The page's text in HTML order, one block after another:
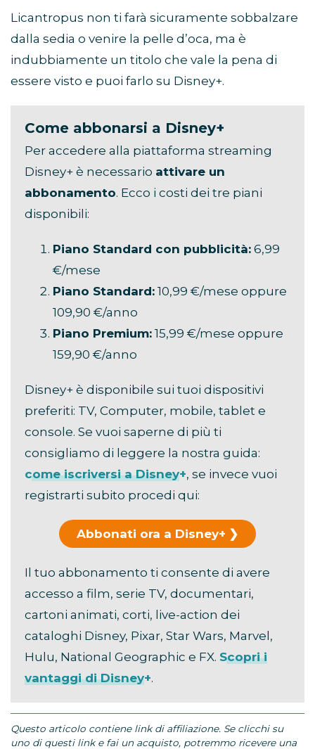
Licantropus non ti farà sicuramente sobbalzare
dalla sedia o venire la pelle d’oca, ma è
indubbiamente un titolo che vale la pena di
essere visto e puoi farlo su Disney+.
Come abbonarsi a Disney+
Per accedere alla piattaforma streaming
Disney+ è necessario attivare un
abbonamento. Ecco i costi dei tre piani
disponibili:
Piano Standard con pubblicità: 6,99
€/mese
Piano Standard: 10,99 €/mese oppure
109,90 €/anno
Piano Premium: 15,99 €/mese oppure
159,90 €/anno
Disney+ è disponibile sui tuoi dispositivi
preferiti: TV, Computer, mobile, tablet e
console. Se vuoi saperne di più ti
consigliamo di leggere la nostra guida:
come iscriversi a Disney+, se invece vuoi
registrarti subito procedi qui:
Abbonati ora a Disney+
Il tuo abbonamento ti consente di avere
accesso a film, serie TV, documentari,
cartoni animati, corti, live-action dei
cataloghi Disney, Pixar, Star Wars, Marvel,
Hulu, National Geographic e FX. Scopri i
vantaggi di Disney+.
Questo articolo contiene link di affiliazione. Se clicchi su
uno di questi link e fai un acquisto, potremmo ricevere una